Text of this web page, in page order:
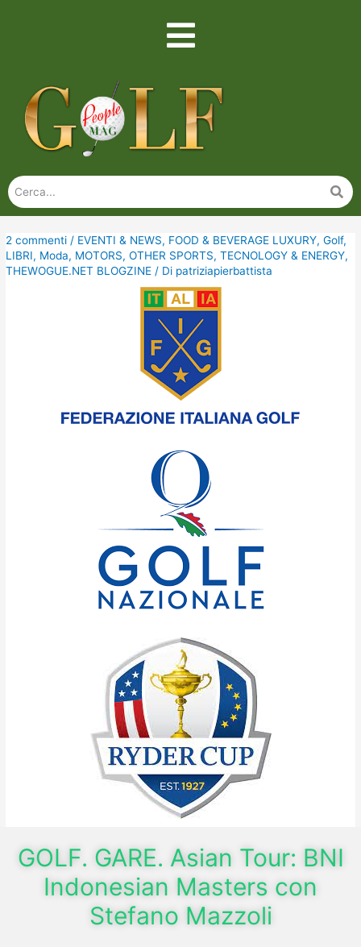
2 commenti / EVENTI & NEWS, FOOD & BEVERAGE LUXURY,Golf,
LIBRI, Moda, MOTORS,OTHER SPORTS,TECNOLOGY & ENERGY,
THEWOGUE.NET BLOGZINE / Di patriziapierbattista
GOLF. GARE. Asian Tour: BNI
Indonesian Masters con
Stefano Mazzoli